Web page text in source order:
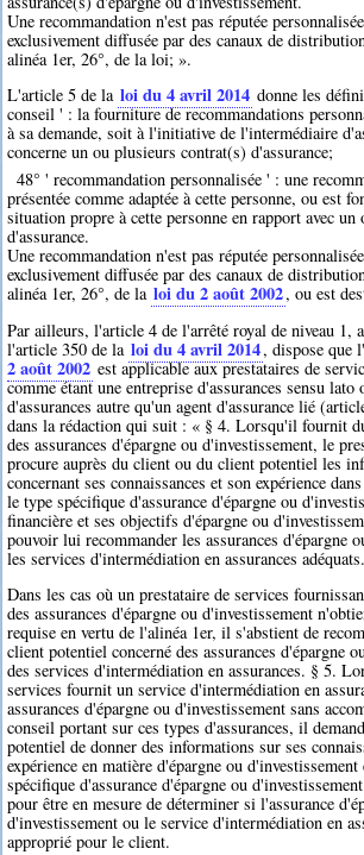
Une recommandation n'est pas réputée
exclusivement diffusée par des canaux de
alinéa 1er, 26°, de la loi; ».
L'article 5 de la loi du 4 avril 2014 donne les
conseil ' : la fourniture de recommandations
à sa demande, soit à l'initiative de l'intermédiaire
concerne un ou plusieurs contrat(s) d'assurance;
48° ' recommandation personnalisée ' : une
présentée comme adaptée à cette personne, ou est
situation propre à cette personne en rapport avec
d'assurance.
Une recommandation n'est pas réputée
exclusivement diffusée par des canaux de
alinéa 1er, 26°, de la loi du 2 août 2002, ou est
Par ailleurs, l'article 4 de l'arrêté royal de niveau 1,
l'article 350 de la loi du 4 avril 2014, dispose que
2 août 2002 est applicable aux prestataires de
comme étant une entreprise d'assurances sensu
d'assurances autre qu'un agent d'assurance lié
dans la rédaction qui suit : « § 4. Lorsqu'il fournit
des assurances d'épargne ou d'investissement, le
procure auprès du client ou du client potentiel les
concernant ses connaissances et son expérience
le type spécifique d'assurance d'épargne ou
financière et ses objectifs d'épargne ou
pouvoir lui recommander les assurances d'épargne
les services d'intermédiation en assurances adéquats.
Dans les cas où un prestataire de services
des assurances d'épargne ou d'investissement
requise en vertu de l'alinéa 1er, il s'abstient de
client potentiel concerné des assurances d'épargne
des services d'intermédiation en assurances. § 5.
services fournit un service d'intermédiation en
assurances d'épargne ou d'investissement sans
conseil portant sur ces types d'assurances, il
potentiel de donner des informations sur ses
expérience en matière d'épargne ou
spécifique d'assurance d'épargne ou
pour être en mesure de déterminer si l'assurance
d'investissement ou le service d'intermédiation en
approprié pour le client.